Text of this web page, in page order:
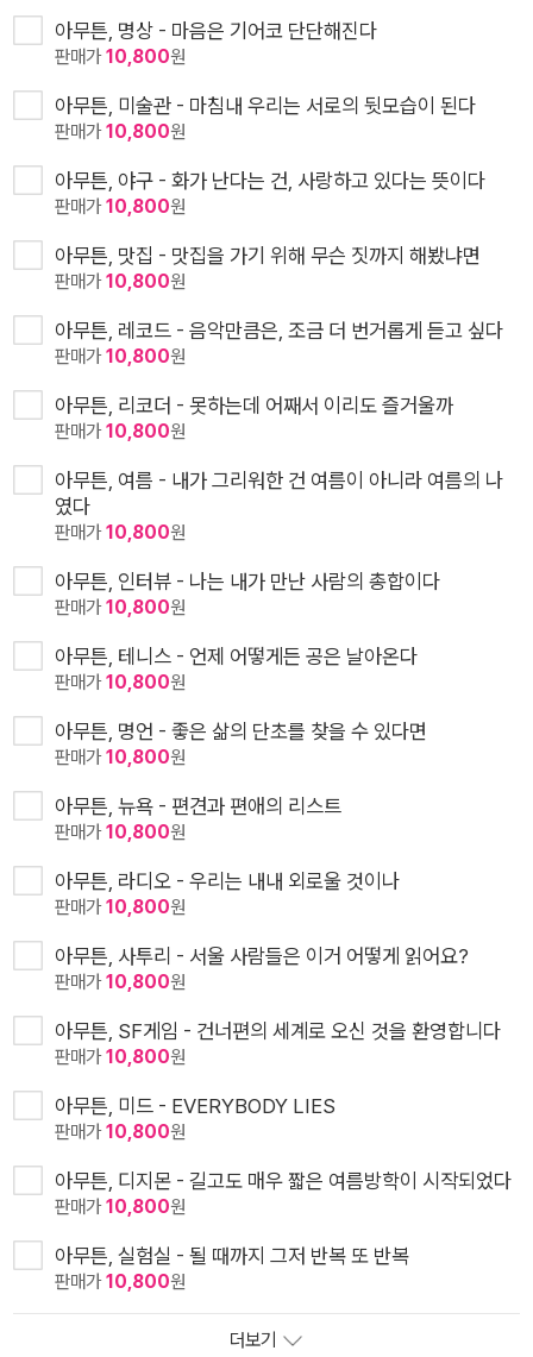
아무튼, 명상 - 마음은 기어코 단단해진다
판매가10,800원
아무튼, 미술관 - 마침내 우리는 서로의 뒷모습이 된다
판매가10,800원
아무튼, 야구 - 화가 난다는 건, 사랑하고 있다는 뜻이다
판매가10,800원
아무튼, 맛집 - 맛집을 가기 위해 무슨 짓까지 해봤냐면
판매가10,800원
아무튼, 레코드 - 음악만큼은, 조금 더 번거롭게 듣고 싶다
판매가10,800원
아무튼, 리코더 - 못하는데 어째서 이리도 즐거울까
판매가10,800원
아무튼, 여름 - 내가 그리워한 건 여름이 아니라 여름의 나
였다
판매가10,800원
아무튼, 인터뷰 - 나는 내가 만난 사람의 총합이다
판매가10,800원
아무튼, 테니스 - 언제 어떻게든 공은 날아온다
판매가10,800원
아무튼, 명언 - 좋은 삶의 단초를 찾을 수 있다면
판매가10,800원
아무튼, 뉴욕 - 편견과 편애의 리스트
판매가10,800원
아무튼, 라디오 - 우리는 내내 외로울 것이나
판매가10,800원
아무튼, 사투리 - 서울 사람들은 이거 어떻게 읽어요?
판매가10,800원
아무튼, SF게임 - 건너편의 세계로 오신 것을 환영합니다
판매가10,800원
아무튼, 미드 - EVERYBODY LIES
판매가10,800원
아무튼, 디지몬 - 길고도 매우 짧은 여름방학이 시작되었다
판매가10,800원
아무튼, 실험실 - 될 때까지 그저 반복 또 반복
판매가10,800원
더보기